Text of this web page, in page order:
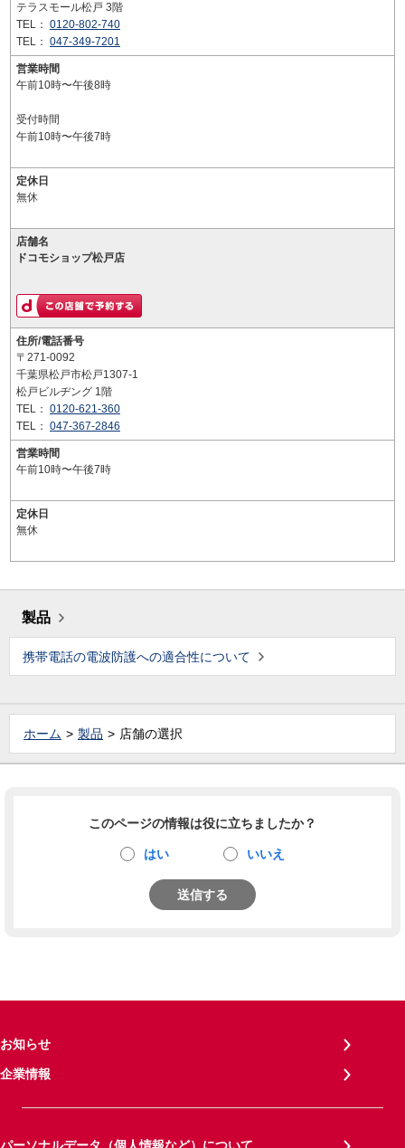
テラスモール松戸 3階
TEL： 0120-802-740
TEL： 047-349-7201
営業時間
午前10時〜午後8時
受付時間
午前10時〜午後7時
定休日
無休
店舗名
ドコモショップ松戸店
住所/電話番号
〒271-0092
千葉県松戸市松戸1307-1
松戸ビルヂング 1階
TEL： 0120-621-360
TEL： 047-367-2846
営業時間
午前10時〜午後7時
定休日
無休
製品
携帯電話の電波防護への適合性について
ホーム 製品 店舗の選択
このページの情報は役に立ちましたか？
はい いいえ
送信する
お知らせ
企業情報